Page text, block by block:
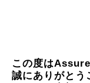
この度は
誠にありがとう